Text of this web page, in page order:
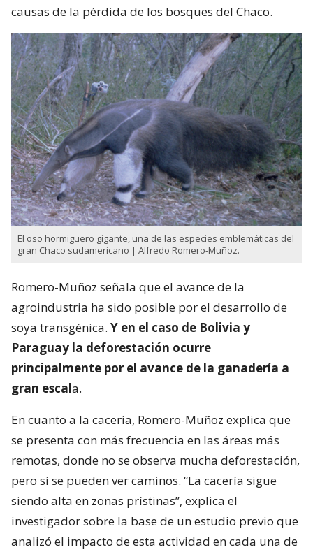
causas de la pérdida de los bosques del Chaco.
El oso hormiguero gigante, una de las especies emblemáticas del
gran Chaco sudamericano | Alfredo Romero-Muñoz.
Romero-Muñoz señala que el avance de la
agroindustria ha sido posible por el desarrollo de
soya transgénica. Y en el caso de Bolivia y
Paraguay la deforestación ocurre
principalmente por el avance de la ganadería a
gran escala.
En cuanto a la cacería, Romero-Muñoz explica que
se presenta con más frecuencia en las áreas más
remotas, donde no se observa mucha deforestación,
pero sí se pueden ver caminos. “La cacería sigue
siendo alta en zonas prístinas”, explica el
investigador sobre la base de un estudio previo que
analizó el impacto de esta actividad en cada una de